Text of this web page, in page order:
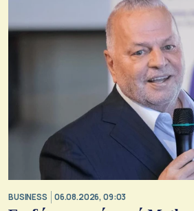
BUSINESS 06.08.2026, 09:03